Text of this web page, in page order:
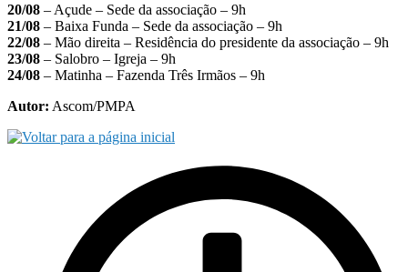
20/08 – Açude – Sede da associação – 9h
21/08 – Baixa Funda – Sede da associação – 9h
22/08 – Mão direita – Residência do presidente da associação – 9h
23/08 – Salobro – Igreja – 9h
24/08 – Matinha – Fazenda Três Irmãos – 9h
Autor: Ascom/PMPA